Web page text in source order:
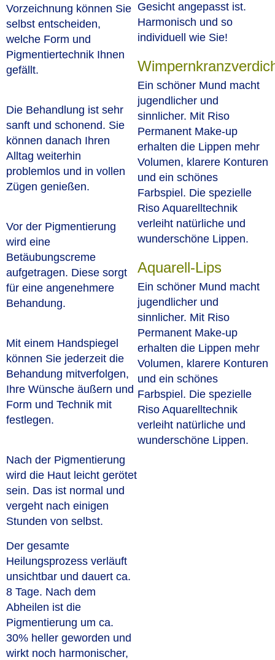
Vorzeichnung können Sie
selbst entscheiden,
welche Form und
Pigmentiertechnik Ihnen
gefällt.
Die Behandlung ist sehr
sanft und schonend. Sie
können danach Ihren
Alltag weiterhin
problemlos und in vollen
Zügen genießen.
Vor der Pigmentierung
wird eine
Betäubungscreme
aufgetragen. Diese sorgt
für eine angenehmere
Behandung.
Mit einem Handspiegel
können Sie jederzeit die
Behandung mitverfolgen,
Ihre Wünsche äußern und
Form und Technik mit
festlegen.
Nach der Pigmentierung
wird die Haut leicht gerötet
sein. Das ist normal und
vergeht nach einigen
Stunden von selbst.
Der gesamte
Heilungsprozess verläuft
unsichtbar und dauert ca.
8 Tage. Nach dem
Abheilen ist die
Pigmentierung um ca.
30% heller geworden und
wirkt noch harmonischer,
Gesicht angepasst ist.
Harmonisch und so
individuell wie Sie!
Ein schöner Mund macht
jugendlicher und
sinnlicher. Mit Riso
Permanent Make-up
erhalten die Lippen mehr
Volumen, klarere Konturen
und ein schönes
Farbspiel. Die spezielle
Riso Aquarelltechnik
verleiht natürliche und
wunderschöne Lippen.
Aquarell-Lips
Ein schöner Mund macht
jugendlicher und
sinnlicher. Mit Riso
Permanent Make-up
erhalten die Lippen mehr
Volumen, klarere Konturen
und ein schönes
Farbspiel. Die spezielle
Riso Aquarelltechnik
verleiht natürliche und
wunderschöne Lippen.